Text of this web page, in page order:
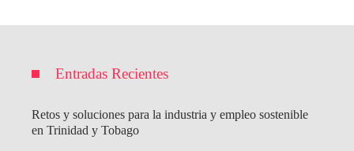
Entradas Recientes
Retos y soluciones para la industria y empleo sostenible
en Trinidad y Tobago